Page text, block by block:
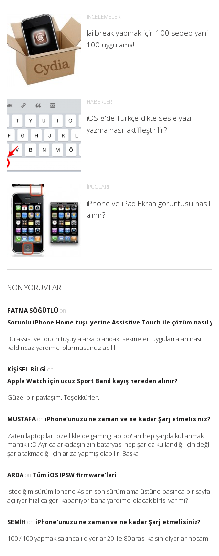
İNCELEMELER
Jailbreak yapmak için 100 sebep yani
100 uygulama!
HABERLER
iOS 8'de Türkçe dikte sesle yazı
yazma nasıl aktifleştirilir?
İPUÇLARI
iPhone ve iPad Ekran görüntüsü nasıl
alınır?
SON YORUMLAR
FATMA SÖĞÜTLÜ on
Sorunlu iPhone Home tuşu yerine Assistive Touch ile çözüm nasıl
Bu assistive touch tuşuyla arka plandaki sekmeleri uygulamaları nasıl
kaldırıcaz yardımcı olurmusunuz acilll
KIŞISEL BILGI on
Apple Watch için ucuz Sport Band kayış nereden alınır?
Güzel bir paylaşım. Teşekkürler.
MUSTAFAon iPhone'unuzu ne zaman ve ne kadar Şarj etmelisiniz?
Zaten laptop'ları özellikle de gaming laptop'ları hep şarjda kullanmak
mantıklı :D Ayrıca arkadaşınızın bataryası hep şarjda kullandığı için değil
şarja takmadığı için arıza yapmış olabilir. Başka
ARDAon Tüm iOS IPSW firmware'leri
istediğim sürüm iphone 4s en son sürüm ama üstüne basınca bir sayfa
açılıyor hızlıca geri kapanıyor bana yardımcı olacak birisi var mı?
SEMIH on iPhone'unuzu ne zaman ve ne kadar Şarj etmelisiniz?
100 / 100 yapmak sakıncalı diyorlar 20 ile 80 arası kalsın diyorlar hocam